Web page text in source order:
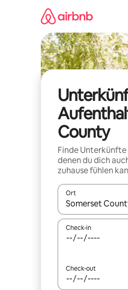
County
Finde
denen du dich
zuhause fühlen
Ort
Wenn Ergebnisse
Check-in
Check-out